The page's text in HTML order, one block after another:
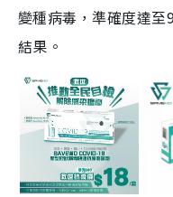
變種病毒，準確度達
結果。